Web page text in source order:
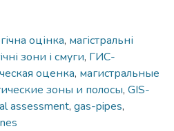
оцінка, магістральні
зони і смуги, ГИС-
оценка, магистральные
зоны и полосы, GIS-
assessment, gas-pipes,